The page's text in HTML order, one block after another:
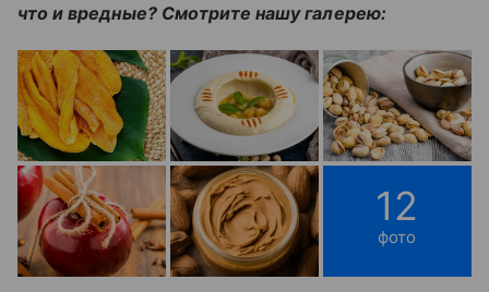
что и вредные? Смотрите нашу галерею:
12
фото